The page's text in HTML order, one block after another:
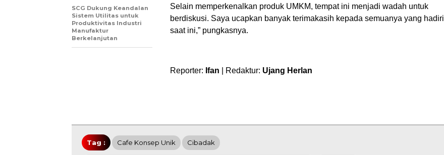
Selain memperkenalkan produk UMKM, tempat ini menjadi wadah untuk
berdiskusi. Saya ucapkan banyak terimakasih kepada semuanya yang hadiri
saat ini,” pungkasnya.
Reporter: Ifan | Redaktur: Ujang Herlan
SCG Dukung Keandalan
Sistem Utilitas untuk
Produktivitas Industri
Manufaktur
Berkelanjutan
Tag : Cafe Konsep Unik Cibadak